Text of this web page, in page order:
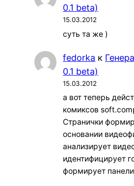
0.1 beta)
15.03.2012
суть та же )
fedorka к
0.1 beta)
15.03.2012
а вот теперь
комиксов
Странички
основании
анализирует
идентифицирует
формирует